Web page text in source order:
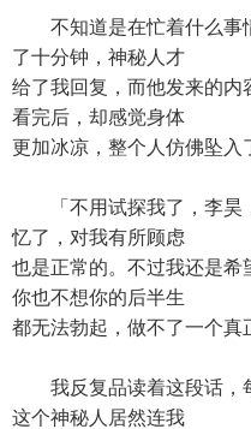
不知道是在忙着什么事
了十分钟，神秘人才
给了我回复，而他发来的
看完后，却感觉身体
更加冰凉，整个人仿佛坠入
「不用试探我了，李昊
忆了，对我有所顾虑
也是正常的。不过我还是希
你也不想你的后半生
都无法勃起，做不了一个真
我反复品读着这段话，
这个神秘人居然连我